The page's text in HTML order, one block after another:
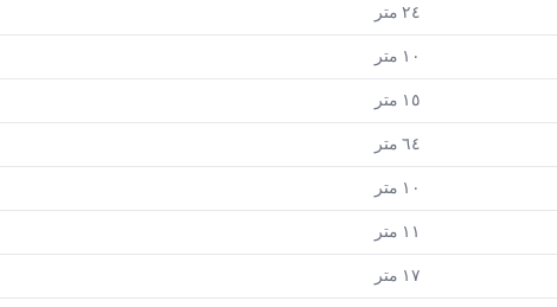
٢٤ متر
١٠ متر
١٥ متر
٦٤ متر
١٠ متر
١١ متر
١٧ متر